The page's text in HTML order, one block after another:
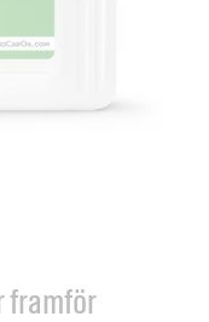
framför